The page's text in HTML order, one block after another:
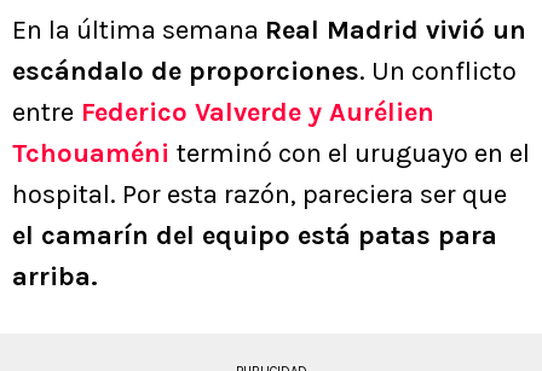
En la última semana Real Madrid vivió un
escándalo de proporciones. Un conflicto
entre Federico Valverde y Aurélien
Tchouaméni terminó con el uruguayo en el
hospital. Por esta razón, pareciera ser que
el camarín del equipo está patas para
arriba.